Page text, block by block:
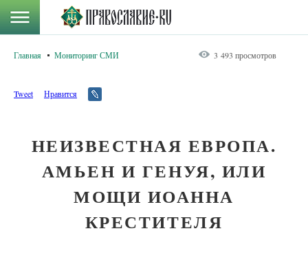
Главная Мониторинг СМИ 3 493 просмотров
Tweet Нравится
НЕИЗВЕСТНАЯ ЕВРОПА.
АМЬЕН И ГЕНУЯ, ИЛИ
МОЩИ ИОАННА
КРЕСТИТЕЛЯ